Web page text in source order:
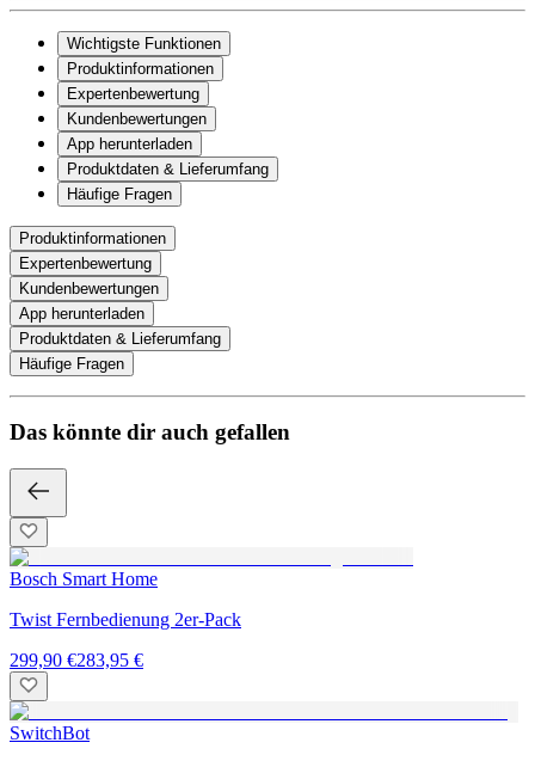
Wichtigste Funktionen
Produktinformationen
Expertenbewertung
Kundenbewertungen
App herunterladen
Produktdaten & Lieferumfang
Häufige Fragen
Produktinformationen
Expertenbewertung
Kundenbewertungen
App herunterladen
Produktdaten & Lieferumfang
Häufige Fragen
Das könnte dir auch gefallen
Bosch Smart Home
Twist Fernbedienung 2er-Pack
299,90 €283,95 €
SwitchBot